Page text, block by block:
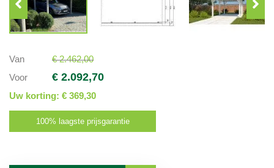
Van
€ 2.462,00
Voor
€ 2.092,70
Uw korting: € 369,30
100% laagste prijsgarantie